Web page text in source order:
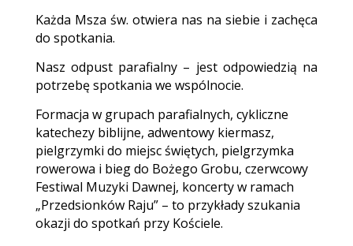
Każda Msza św. otwiera nas na siebie i zachęca
do spotkania.
Nasz odpust parafialny – jest odpowiedzią na
potrzebę spotkania we wspólnocie.
Formacja w grupach parafialnych, cykliczne
katechezy biblijne, adwentowy kiermasz,
pielgrzymki do miejsc świętych, pielgrzymka
rowerowa i bieg do Bożego Grobu, czerwcowy
Festiwal Muzyki Dawnej, koncerty w ramach
„Przedsionków Raju” – to przykłady szukania
okazji do spotkań przy Kościele.